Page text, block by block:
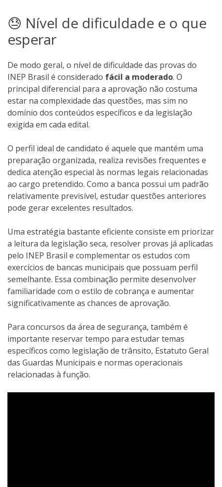
😓 Nível de dificuldade e o que
esperar
De modo geral, o nível de dificuldade das provas do
INEP Brasil é considerado fácil a moderado. O
principal diferencial para a aprovação não costuma
estar na complexidade das questões, mas sim no
domínio dos conteúdos específicos e da legislação
exigida em cada edital.
O perfil ideal de candidato é aquele que mantém uma
preparação organizada, realiza revisões frequentes e
dedica atenção especial às normas legais relacionadas
ao cargo pretendido. Como a banca possui um padrão
relativamente previsível, estudar questões anteriores
pode gerar excelentes resultados.
Uma estratégia bastante eficiente consiste em priorizar
a leitura da legislação seca, resolver provas já aplicadas
pelo INEP Brasil e complementar os estudos com
exercícios de bancas municipais que possuam perfil
semelhante. Essa combinação permite desenvolver
familiaridade com o estilo de cobrança e aumentar
significativamente as chances de aprovação.
Para concursos da área de segurança, também é
importante reservar tempo para estudar temas
específicos como legislação de trânsito, Estatuto Geral
das Guardas Municipais e normas operacionais
relacionadas à função.